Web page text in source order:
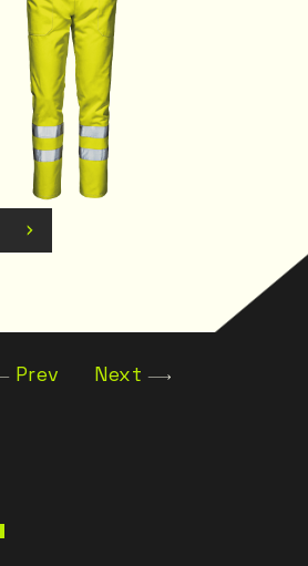
Prev Next